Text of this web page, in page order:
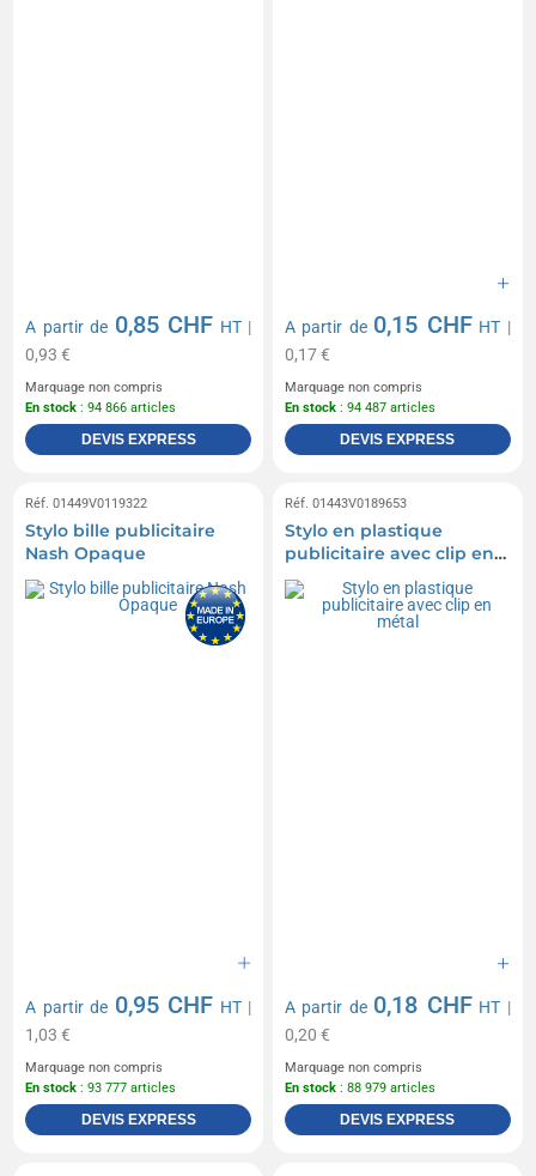
A partir de 0,85 CHF HT|
0,93 €
Marquage non compris
En stock : 94 866 articles
DEVIS EXPRESS
A partir de 0,15 CHF HT |
0,17 €
Marquage non compris
En stock : 94 487 articles
DEVIS EXPRESS
Réf. 01449V0119322
Stylo bille publicitaire
Nash Opaque
A partir de 0,95 CHF HT|
1,03 €
Marquage non compris
En stock : 93 777 articles
DEVIS EXPRESS
Réf. 01443V0189653
Stylo en plastique
publicitaire avec clip en
métal
A partir de 0,18 CHF HT |
0,20 €
Marquage non compris
En stock : 88 979 articles
DEVIS EXPRESS